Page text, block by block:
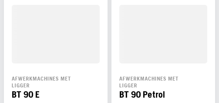
AFWERKMACHINES MET
LIGGER
BT 90 E
AFWERKMACHINES MET
LIGGER
BT 90 Petrol